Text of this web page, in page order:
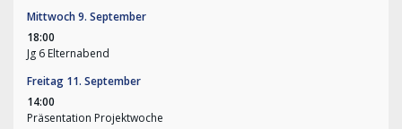
Mittwoch9. September
18:00
Jg 6 Elternabend
Freitag 11. September
14:00
Präsentation Projektwoche